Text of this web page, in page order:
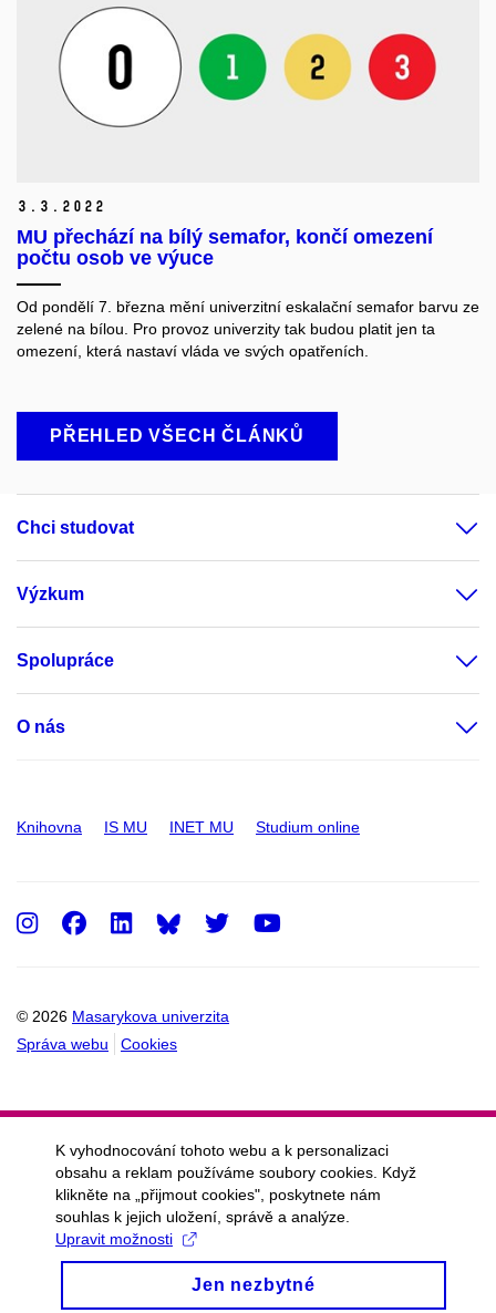
3. 3. 2022
MU přechází na bílý semafor, končí omezení
počtu osob ve výuce
Od pondělí 7. března mění univerzitní eskalační semafor barvu ze
zelené na bílou. Pro provoz univerzity tak budou platit jen ta
omezení, která nastaví vláda ve svých opatřeních.
PŘEHLED VŠECH ČLÁNKŮ
Chci studovat
Výzkum
Spolupráce
O nás
Knihovna IS MU INET MU Studium online
© 2026 Masarykova univerzita
Správa webu
Cookies
Instagram
Facebook
LinkedInTwitter
K vyhodnocování tohoto webu a k personalizaci
obsahu a reklam používáme soubory cookies. Když
klikněte na „přijmout cookies", poskytnete nám
souhlas k jejich uložení, správě a analýze.
Upravit možnosti
Jen nezbytné